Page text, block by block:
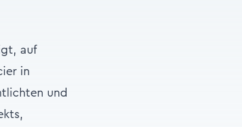
auf
in
und